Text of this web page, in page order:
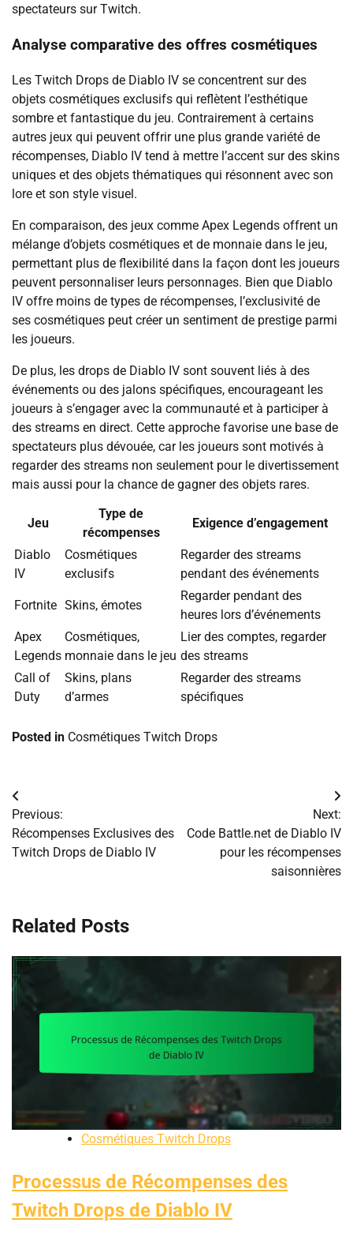
spectateurs sur Twitch.
Analyse comparative des offres cosmétiques
Les Twitch Drops de Diablo IV se concentrent sur des
objets cosmétiques exclusifs qui reflètent l’esthétique
sombre et fantastique du jeu. Contrairement à certains
autres jeux qui peuvent offrir une plus grande variété de
récompenses, Diablo IV tend à mettre l’accent sur des skins
uniques et des objets thématiques qui résonnent avec son
lore et son style visuel.
En comparaison, des jeux comme Apex Legends offrent un
mélange d’objets cosmétiques et de monnaie dans le jeu,
permettant plus de flexibilité dans la façon dont les joueurs
peuvent personnaliser leurs personnages. Bien que Diablo
IV offre moins de types de récompenses, l’exclusivité de
ses cosmétiques peut créer un sentiment de prestige parmi
les joueurs.
De plus, les drops de Diablo IV sont souvent liés à des
événements ou des jalons spécifiques, encourageant les
joueurs à s’engager avec la communauté et à participer à
des streams en direct. Cette approche favorise une base de
spectateurs plus dévouée, car les joueurs sont motivés à
regarder des streams non seulement pour le divertissement
mais aussi pour la chance de gagner des objets rares.
Jeu
Type de
récompenses
Exigence d’engagement
Diablo
IV
Cosmétiques
exclusifs
Regarder des streams
pendant des événements
Fortnite Skins, émotes
Regarder pendant des
heures lors d’événements
Apex
Legends
Cosmétiques,
monnaie dans le jeu
Lier des comptes, regarder
des streams
Call of
Duty
Skins, plans
d’armes
Regarder des streams
spécifiques
Posted in Cosmétiques Twitch Drops
Post
navigation
Previous:
Récompenses Exclusives des
Twitch Drops de Diablo IV
Next:
Code Battle.net de Diablo IV
pour les récompenses
saisonnières
Related Posts
Cosmétiques Twitch Drops
Processus de Récompenses des
Twitch Drops de Diablo IV